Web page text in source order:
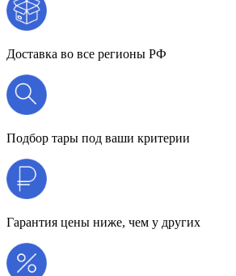
Доставка во все регионы РФ
Подбор тары под ваши критерии
Гарантия цены ниже, чем у других